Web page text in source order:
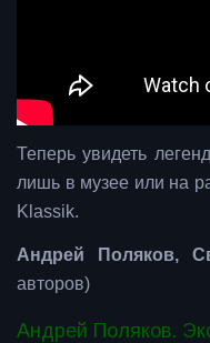
Теперь увидеть
лишь в музее или на
Klassik.
Андрей Поляков,
авторов)
Андрей Поляков.